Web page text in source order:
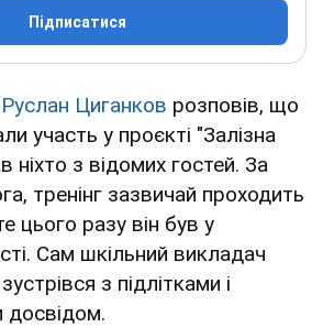
Підписатися
Руслан Циганков розповів, що
участь у проєкті "Залізна
ніхто з відомих гостей. За
тренінг зазвичай проходить
цього разу він був у
Сам шкільний викладач
з підлітками і
досвідом.